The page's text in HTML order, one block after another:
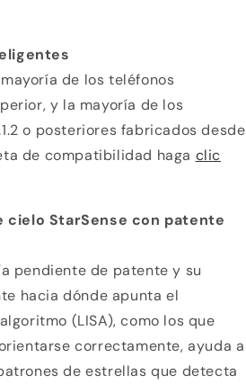
de los teléfonos
y la mayoría de los
o posteriores fabricados desde
de compatibilidad haga clic
cielo StarSense con patente
pendiente de patente y su
hacia dónde apunta el
(LISA), como los que
correctamente, ayuda a
de estrellas que detecta